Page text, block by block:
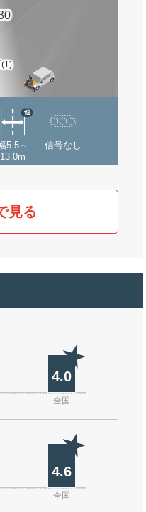
(1)
5.5～
13.0m
他
信号なし
見る
4.0
全国
4.6
全国